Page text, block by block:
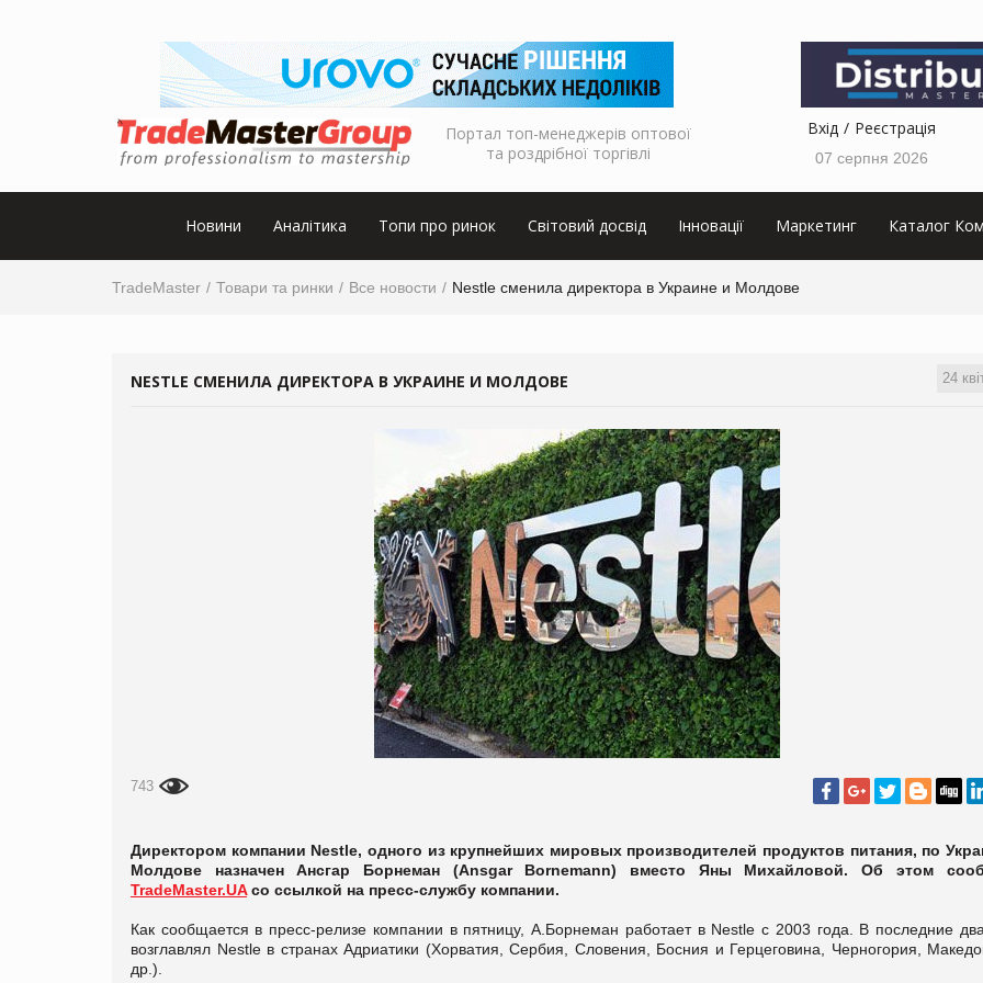
Портал топ-менеджерів оптової
та роздрібної торгівлі
Вхід Реєстрація
07 серпня 2026
Новини Аналітика Топи про ринок Світовий досвід Інновації Маркетинг Каталог
TradeMaster Товари та ринки Все новости Nestle сменила директора в Украине и Молдове
24
NESTLE СМЕНИЛА ДИРЕКТОРА В УКРАИНЕ И МОЛДОВЕ
743
Директором компании Nestle, одного из крупнейших мировых производителей продуктов питания, по
Молдове назначен Ансгар Борнеман (Ansgar Bornemann) вместо Яны Михайловой. Об этом
TradeMaster.UAсо ссылкой на пресс-службу компании.
Как сообщается в пресс-релизе компании в пятницу, А.Борнеман работает в Nestle с 2003 года. В последние
возглавлял Nestle в странах Адриатики (Хорватия, Сербия, Словения, Босния и Герцеговина, Черногория,
др.).